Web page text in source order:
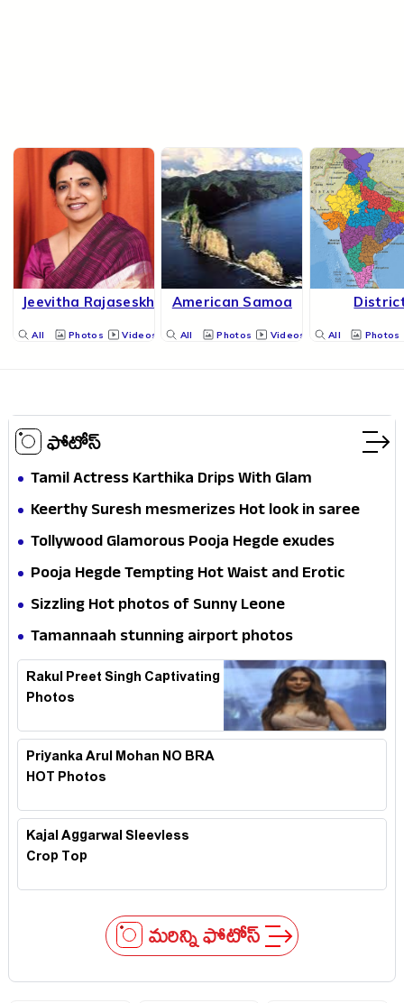
Jeevitha Rajaseskhar
All Photos Videos
American Samoa
All Photos Videos All Photos
ఫోటోస్
Tamil Actress Karthika Drips With Glam
Keerthy Suresh mesmerizes Hot look in saree
Tollywood Glamorous Pooja Hegde exudes
Hotness
Pooja Hegde Tempting Hot Waist and Erotic
Expression in Black Saree
Sizzling Hot photos of Sunny Leone
Tamannaah stunning airport photos
Rakul Preet Singh Captivating
Photos
Priyanka Arul Mohan NO BRA
HOT Photos
Kajal Aggarwal Sleevless
Crop Top
మరిన్ని ఫోటోస్